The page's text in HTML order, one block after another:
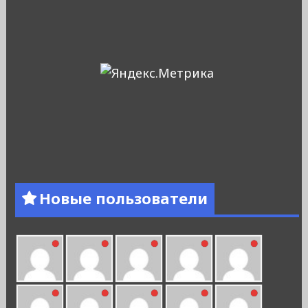
Новые пользователи